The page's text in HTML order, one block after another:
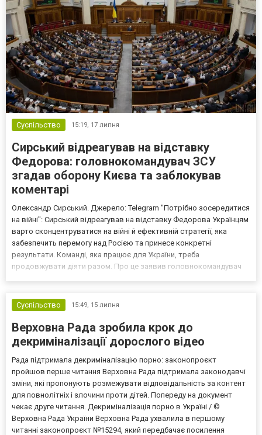
Суспільство 15:19, 17 липня
Сирський відреагував на відставку
Федорова: головнокомандувач ЗСУ
згадав оборону Києва та заблокував
коментарі
Олександр Сирський. Джерело: Telegram "Потрібно зосередитися
на війні": Сирський відреагував на відставку Федорова Українцям
варто сконцентруватися на війні й ефективній стратегії, яка
забезпечить перемогу над Росією та принесе конкретні
результати. Команді, яка працює для України, треба
продовжувати діяти разом. Про це заявив головнокомандувач
Суспільство
15:49, 15 липня
Верховна Рада зробила крок до
декриміналізації дорослого відео
Рада підтримала декриміналізацію порно: законопроєкт
пройшов перше читання Верховна Рада підтримала законодавчі
зміни, які пропонують розмежувати відповідальність за контент
для повнолітніх і злочини проти дітей. Попереду на документ
чекає друге читання. Декриміналізація порно в Україні / ©
Верховна Рада України Верховна Рада ухвалила в першому
читанні законопроєкт №15294, який передбачає посилення